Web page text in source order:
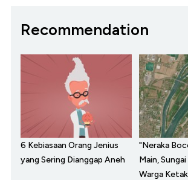
Recommendation
6 Kebiasaan Orang Jenius
yang Sering Dianggap Aneh
"Neraka
Main,
Warga